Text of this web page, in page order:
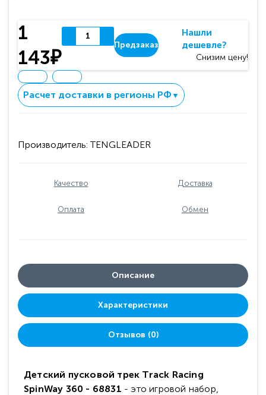
1
143₽
Предзаказ
Нашли
дешевле?
Снизим цену!
Расчет доставки в регионы РФ ▼
Производитель: TENGLEADER
Качество Доставка
Оплата Обмен
Описание
Характеристики
Отзывов (0)
Детский пусковой трек Track Racing
SpinWay 360 - 68831 - это игровой набор,